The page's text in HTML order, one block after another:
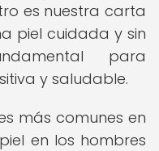
es nuestra carta
piel cuidada y sin
para
y saludable.
más comunes en
en los hombres